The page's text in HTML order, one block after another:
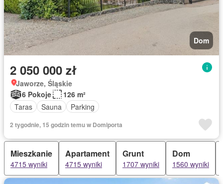
Dom
2 050 000 zł
Jaworze, Śląskie
6 Pokoje
126 m²
Taras
Sauna Parking
2 tygodnie, 15 godzin temu w Domiporta
Mieszkanie
4715 wyniki
Apartament
4715 wyniki
Grunt
1707 wyniki
Dom
1560 wyniki